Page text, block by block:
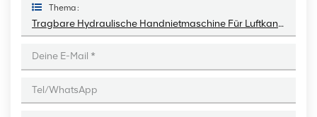
Thema :
Tragbare Hydraulische Handnietmaschine Für Luftkanäle